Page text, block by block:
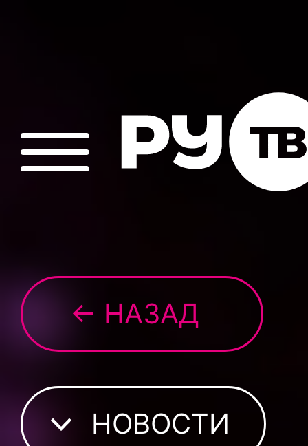
← НАЗАД
НОВОСТИ